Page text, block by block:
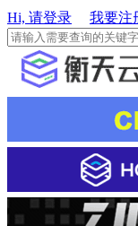
Hi, 请登录 我要注